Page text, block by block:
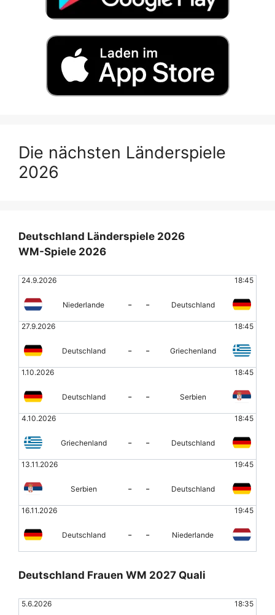
Die nächsten Länderspiele
2026
Deutschland Länderspiele 2026
WM-Spiele 2026
24.9.2026 18:45
Niederlande - - Deutschland
27.9.2026 18:45
Deutschland - - Griechenland
1.10.2026 18:45
Deutschland - - Serbien
4.10.2026 18:45
Griechenland - - Deutschland
13.11.2026 19:45
Serbien - - Deutschland
16.11.2026 19:45
Deutschland - - Niederlande
Deutschland Frauen WM 2027 Quali
5.6.2026 18:35